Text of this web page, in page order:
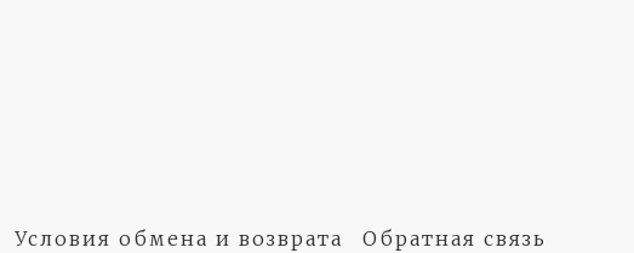
Условия обмена и возврата
Обратная связь